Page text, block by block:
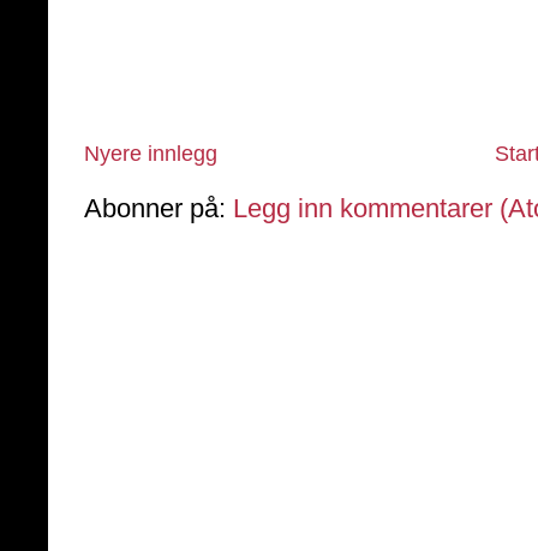
Nyere innlegg
Abonner på: Legg inn kommentarer